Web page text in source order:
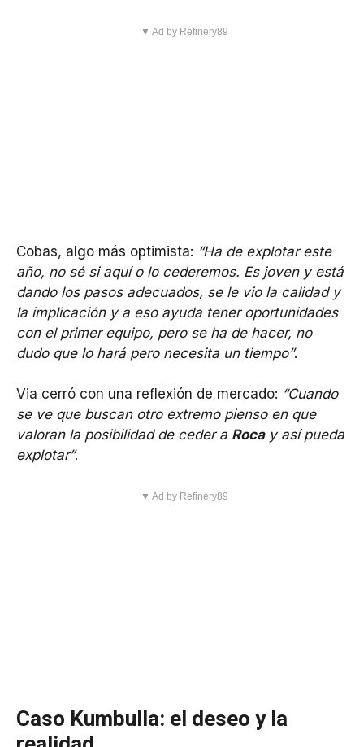
▼ Ad by Refinery89
Cobas, algo más optimista: “Ha de explotar este
año, no sé si aquí o lo cederemos. Es joven y está
dando los pasos adecuados, se le vio la calidad y
la implicación y a eso ayuda tener oportunidades
con el primer equipo, pero se ha de hacer, no
dudo que lo hará pero necesita un tiempo”.
Via cerró con una reflexión de mercado: “Cuando
se ve que buscan otro extremo pienso en que
valoran la posibilidad de ceder a Rocay así pueda
explotar”.
▼ Ad by Refinery89
Caso Kumbulla: el deseo y la